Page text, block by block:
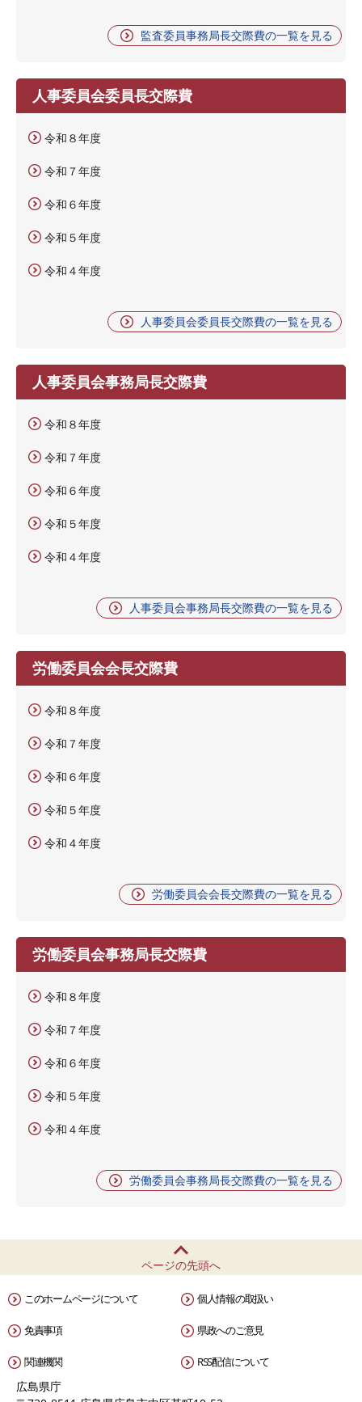
監査委員事務局長交際費の一覧を見る
人事委員会委員長交際費
令和８年度
令和７年度
令和６年度
令和５年度
令和４年度
人事委員会委員長交際費の一覧を見る
人事委員会事務局長交際費
令和８年度
令和７年度
令和６年度
令和５年度
令和４年度
人事委員会事務局長交際費の一覧を見る
労働委員会会長交際費
令和８年度
令和７年度
令和６年度
令和５年度
令和４年度
労働委員会会長交際費の一覧を見る
労働委員会事務局長交際費
令和８年度
令和７年度
令和６年度
令和５年度
令和４年度
労働委員会事務局長交際費の一覧を見る
ページの先頭へ
このホームページについて 個人情報の取扱い
免責事項 県政へのご意見
関連機関 RSS配信について
広島県庁